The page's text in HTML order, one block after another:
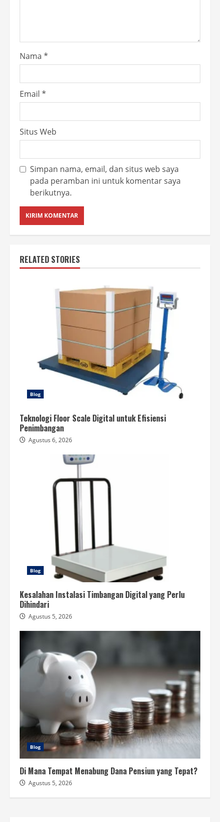
Nama *
Email *
Situs Web
Simpan nama, email, dan situs web saya
pada peramban ini untuk komentar saya
berikutnya.
RELATED STORIES
Blog
Teknologi Floor Scale Digital untuk Efisiensi
Penimbangan
Agustus 6, 2026
Blog
Kesalahan Instalasi Timbangan Digital yang Perlu
Dihindari
Agustus 5, 2026
Blog
Di Mana Tempat Menabung Dana Pensiun yang Tepat?
Agustus 5, 2026